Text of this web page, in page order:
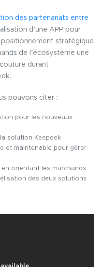
des partenariats entre
d’une APP pour
stratégique
de l’écosystème une
durant
pouvons citer :
pour les nouveaux
solution Keepeek
et maintenable pour gérer
orientant les marchands
des deux solutions